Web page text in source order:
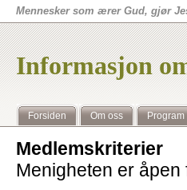
Mennesker som ærer Gud, gjør
Informasjon
Forsiden Om oss Program
Medlemskriterier
Menigheten er